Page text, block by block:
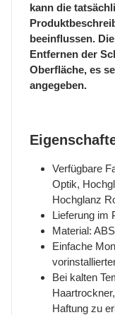
kann die
beeinflussen.
Entfernen der
Oberfläche, es
angegeben.
Verfügbare
Optik,
Hochglanz
Lieferung im
Material:
Einfache
Bei kalten
Haftung zu